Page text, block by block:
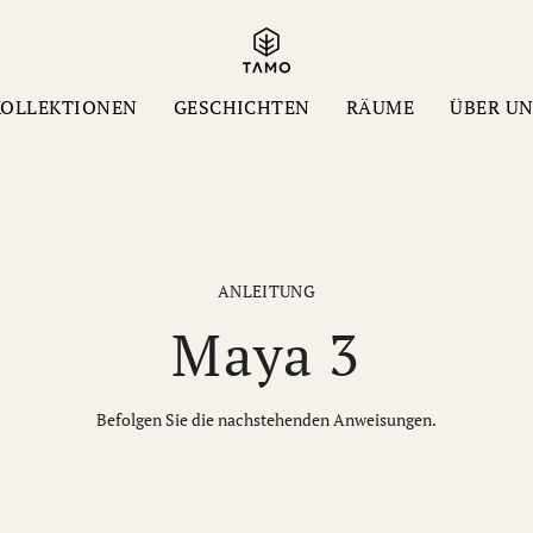
GESCHICHTEN RÄUME ÜBER
ANLEITUNG
Maya 3
Befolgen Sie die nachstehenden Anweisungen.